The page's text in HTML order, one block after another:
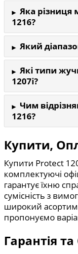
Яка різниця
1216?
Який
Які типи
1207i?
Чим
1216?
Купити,
Купити Protect
комплектуючі
гарантує їхню
сумісність з
широкий
пропонуємо
Гарантія та